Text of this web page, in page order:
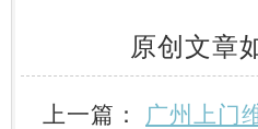
原创文章
上一篇： 广州上门